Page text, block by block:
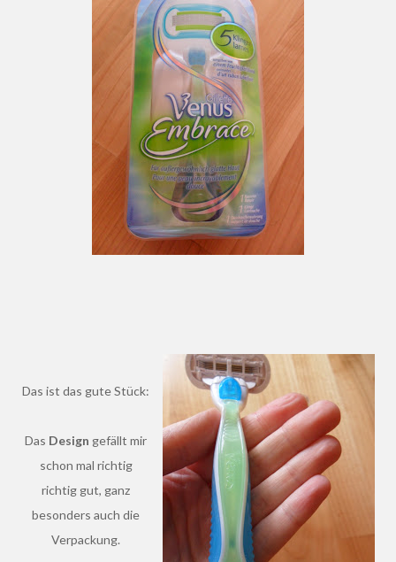
Das ist das gute Stück:
Das Design gefällt mir
schon mal richtig
richtig gut, ganz
besonders auch die
Verpackung.